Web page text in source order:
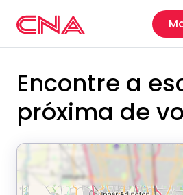
Encontre a
próxima de